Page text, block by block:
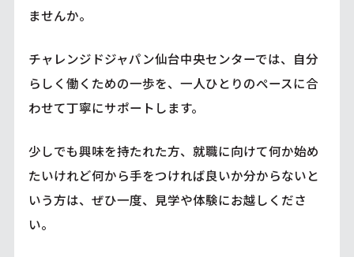
ませんか。
チャレンジドジャパン仙台中央センターでは、自分
らしく働くための一歩を、一人ひとりのペースに合
わせて丁寧にサポートします。
少しでも興味を持たれた方、就職に向けて何か始め
たいけれど何から手をつければ良いか分からないと
いう方は、ぜひ一度、見学や体験にお越しくださ
い。